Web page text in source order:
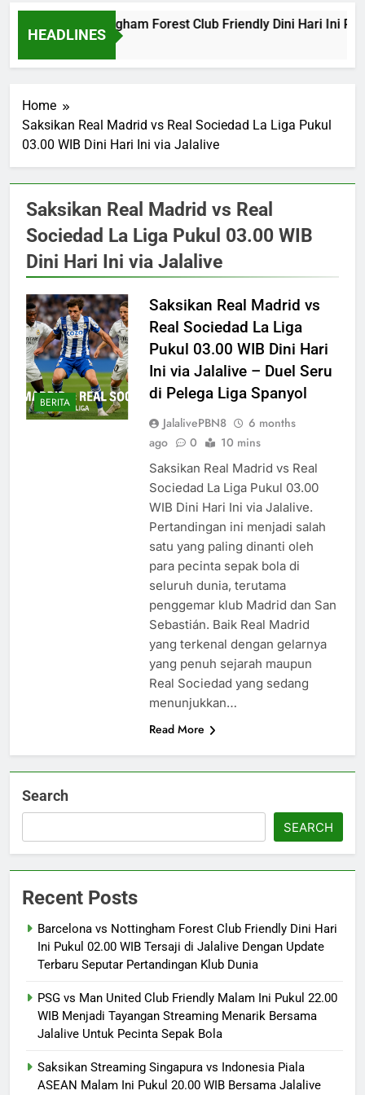
HEADLINES
vs Nottingham Forest Club Friendly Dini Hari Ini
Hours Ago
Home
Saksikan Real Madrid vs Real Sociedad La Liga Pukul
03.00 WIB Dini Hari Ini via Jalalive
Saksikan Real Madrid vs Real
Sociedad La Liga Pukul 03.00 WIB
Dini Hari Ini via Jalalive
BERITA
Saksikan Real Madrid vs
Real Sociedad La Liga
Pukul 03.00 WIB Dini Hari
Ini via Jalalive – Duel Seru
di Pelega Liga Spanyol
JalalivePBN8
6 months
ago
0 10 mins
Saksikan Real Madrid vs Real
Sociedad La Liga Pukul 03.00
WIB Dini Hari Ini via Jalalive.
Pertandingan ini menjadi salah
satu yang paling dinanti oleh
para pecinta sepak bola di
seluruh dunia, terutama
penggemar klub Madrid dan San
Sebastián. Baik Real Madrid
yang terkenal dengan gelarnya
yang penuh sejarah maupun
Real Sociedad yang sedang
menunjukkan…
Read More
Search
SEARCH
Recent Posts
Barcelona vs Nottingham Forest Club Friendly Dini Hari
Ini Pukul 02.00 WIB Tersaji di Jalalive Dengan Update
Terbaru Seputar Pertandingan Klub Dunia
PSG vs Man United Club Friendly Malam Ini Pukul 22.00
WIB Menjadi Tayangan Streaming Menarik Bersama
Jalalive Untuk Pecinta Sepak Bola
Saksikan Streaming Singapura vs Indonesia Piala
ASEAN Malam Ini Pukul 20.00 WIB Bersama Jalalive